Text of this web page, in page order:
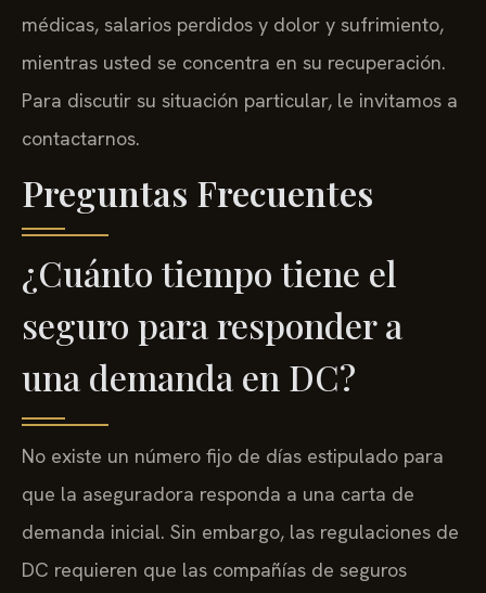
médicas, salarios perdidos y dolor y sufrimiento,
mientras usted se concentra en su recuperación.
Para discutir su situación particular, le invitamos a
contactarnos.
Preguntas Frecuentes
¿Cuánto tiempo tiene el
seguro para responder a
una demanda en DC?
No existe un número fijo de días estipulado para
que la aseguradora responda a una carta de
demanda inicial. Sin embargo, las regulaciones de
DC requieren que las compañías de seguros